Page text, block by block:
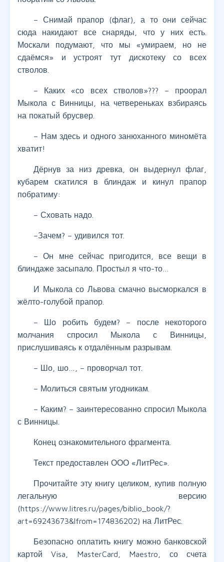
– Снимай прапор (флаг), а то они сейчас
сюда накидают все снаряды, что у них есть.
Москали подумают, что мы «умираем, но не
сдаёмся» и устроят тут дискотеку со всех
стволов.
– Каких «со всех стволов»??? – проорал
Мыкола с Винницы, на четвереньках взбираясь
на покатый брусвер.
– Нам здесь и одного занюханного миномёта
хватит!
Дёрнув за низ древка, он выдернул флаг,
кубарем скатился в блиндаж и кинул прапор
побратиму:
– Сховать надо.
–Зачем? – удивился тот.
– Он мне сейчас пригодится, все вещи в
блиндаже засыпало. Простыл я что-то…
И Мыкола со Львова смачно высморкался в
жёлто-голубой прапор.
– Шо робить будем? – после некоторого
молчания спросил Мыкола с Винницы,
прислушиваясь к отдалённым разрывам.
– Шо, шо…, – проворчал тот.
– Молиться святым угодникам.
– Каким? – заинтересованно спросил Мыкола
с Винницы.
Конец ознакомительного фрагмента.
Текст предоставлен ООО «ЛитРес».
Прочитайте эту книгу целиком, купив полную
легальную версию
(https://www.litres.ru/pages/biblio_book/?
art=69243673&lfrom=174836202) на ЛитРес.
Безопасно оплатить книгу можно банковской
картой Visa, MasterCard, Maestro, со счета